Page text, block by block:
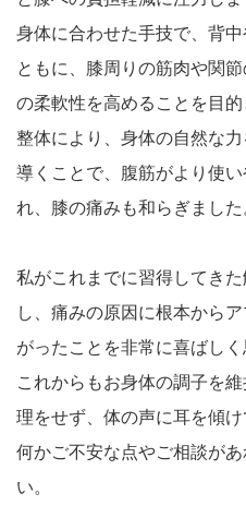
身体に合わせた手技で、背
ともに、膝周りの筋肉や関
の柔軟性を高めることを目的
整体により、身体の自然な
導くことで、腹筋がより使
れ、膝の痛みも和らぎました
私がこれまでに習得してき
し、痛みの原因に根本から
がったことを非常に喜ばしく
これからもお身体の調子を
理をせず、体の声に耳を傾け
何かご不安な点やご相談が
い。